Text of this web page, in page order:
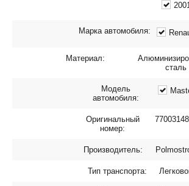
Марка автомобиля:
Материал:
сталь
Модель
автомобиля:
Оригинальный
номер:
Производитель:
Тип транспорта: